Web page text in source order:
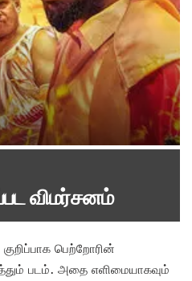
விமர்சனம்
பெற்றோரின்
படம். அதை எளிமையாகவும்